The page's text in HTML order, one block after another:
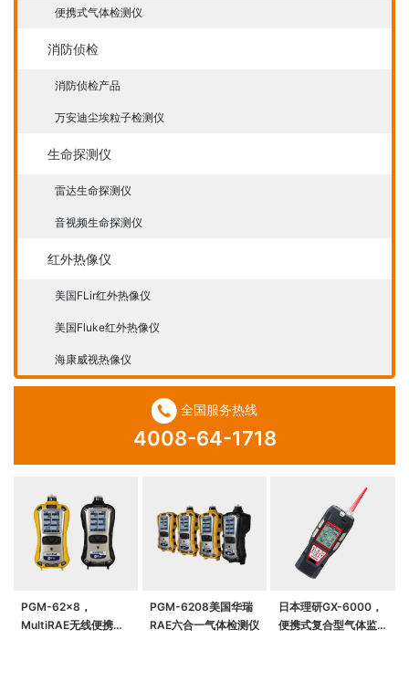
便携式气体检测仪
消防侦检
消防侦检产品
万安迪尘埃粒子检测仪
生命探测仪
雷达生命探测仪
音视频生命探测仪
红外热像仪
美国FLir红外热像仪
美国Fluke红外热像仪
海康威视热像仪
全国服务热线
4008-64-1718
PGM-62x8，
MultiRAE无线便携式
PGM-6208美国华瑞
RAE六合一气体检测仪
日本理研GX-6000，
便携式复合型气体监测